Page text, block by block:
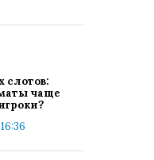
слотов:
чаще